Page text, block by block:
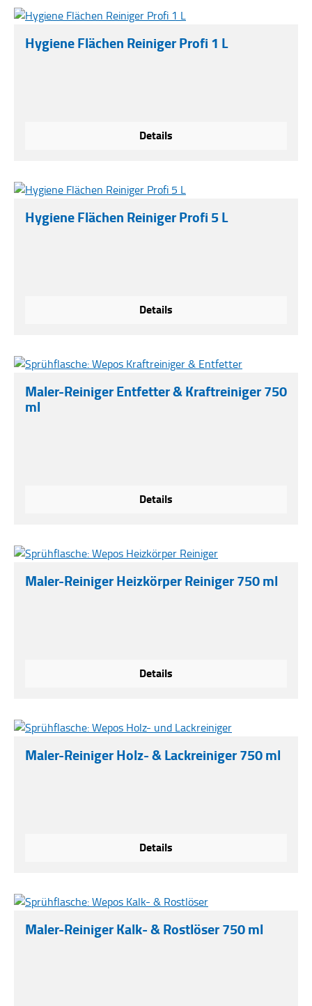
voiture en plastique, les meubles de cuisine et de
bureau.***nicht erhältlich im Onlineshop***
Hygiene Flächen Reiniger Profi 1 L
Details
Hygiene Flächen Reiniger Profi 5 L
Details
Maler-Reiniger Entfetter & Kraftreiniger 750
ml
Details
Maler-Reiniger Heizkörper Reiniger 750 ml
Details
Maler-Reiniger Holz- & Lackreiniger 750 ml
Details
Maler-Reiniger Kalk- & Rostlöser 750 ml